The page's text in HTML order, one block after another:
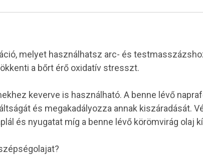
melyet használhatsz arc- és
a bőrt érő oxidatív stresszt.
keverve is használható. A benne lévő
és megakadályozza annak kiszáradását.
és nyugatat míg a benne lévő körömvirág olaj